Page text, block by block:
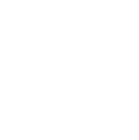
¿Cada
Es muy importante
en las cerdas del
en las cerdas del